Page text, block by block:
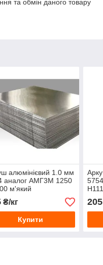
та обмін даного товару
алюмінієвий 1.0 мм
аналог АМГ3М 1250
м'який
₴/кг
Купити
205